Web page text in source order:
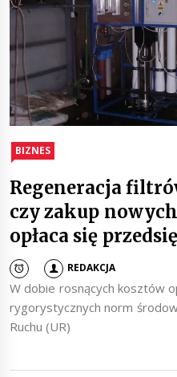
BIZNES
Regeneracja
czy zakup
opłaca się
REDAKCJA
W dobie rosnących kosztów
rygorystycznych norm
Ruchu (UR)